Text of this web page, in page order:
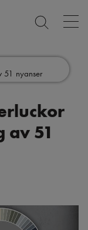
CLOSE
51 nyanser
av 51